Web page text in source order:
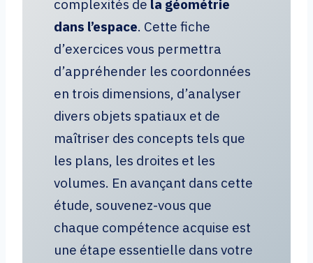
complexités de la géométrie
dans l’espace. Cette fiche
d’exercices vous permettra
d’appréhender les coordonnées
en trois dimensions, d’analyser
divers objets spatiaux et de
maîtriser des concepts tels que
les plans, les droites et les
volumes. En avançant dans cette
étude, souvenez-vous que
chaque compétence acquise est
une étape essentielle dans votre